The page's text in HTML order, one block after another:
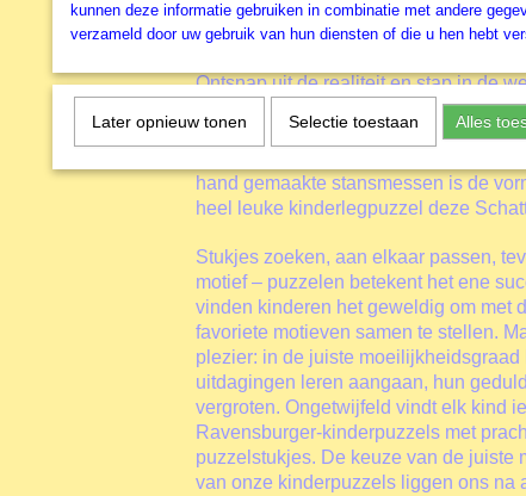
stukjes.
Meer informatie
Ontsnap uit de realiteit en stap in de
Tijdens het puzzelen ontdekken
puzzelstukken zijn eenvoudiger te
posterformaat dat in geen enkele
hand gemaakte stansmessen is de
heel leuke kinderlegpuzzel deze
Stukjes zoeken, aan elkaar passen,
motief – puzzelen betekent het ene
vinden kinderen het geweldig om met
favoriete motieven samen te stellen.
plezier: in de juiste
uitdagingen leren aangaan, hun
vergroten. Ongetwijfeld vindt elk kind
Ravensburger-kinderpuzzels met
puzzelstukjes. De keuze van de juiste
van onze kinderpuzzels liggen ons na
kunnen deze informatie gebruiken in combinatie met andere
verzameld door uw gebruik van hun diensten of die u hen hebt
Later opnieuw tonen Selectie toestaan Alles